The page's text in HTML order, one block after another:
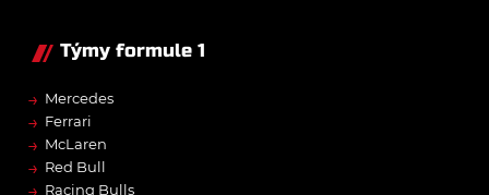
Týmy formule 1
→ Mercedes
→ Ferrari
→ McLaren
→ Red Bull
Racing Bulls